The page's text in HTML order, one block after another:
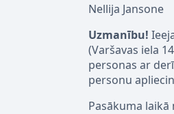
Nellija Jansone
Uzmanību!
(Varšavas iela 14
personas ar
personu
Pasākuma